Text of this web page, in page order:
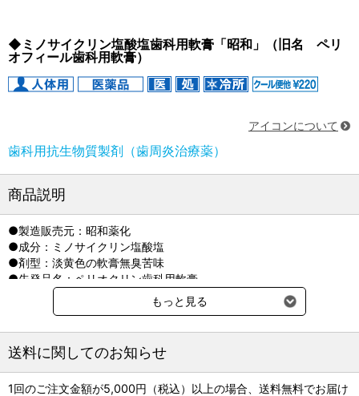
◆ミノサイクリン塩酸塩歯科用軟膏「昭和」（旧名 ペリ
オフィール歯科用軟膏）
アイコンについて
歯科用抗生物質製剤（歯周炎治療薬）
商品説明
●製造販売元：昭和薬化
●成分：ミノサイクリン塩酸塩
●剤型：淡黄色の軟膏無臭苦味
●先発品名：ペリオクリン歯科用軟膏
●貯法：冷所、遮光保存
●包装：1シリンジ(0.5g)×10本
※別途クール便送料220円（税込）をご請求させていただきます。
もっと見る
送料に関してのお知らせ
1回のご注文金額が5,000円（税込）以上の場合、送料無料でお届け